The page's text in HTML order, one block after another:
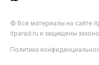
© Все материалы на сайте
itparad.ru и защищены
Политика